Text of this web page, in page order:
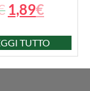
1,89€
TUTTO